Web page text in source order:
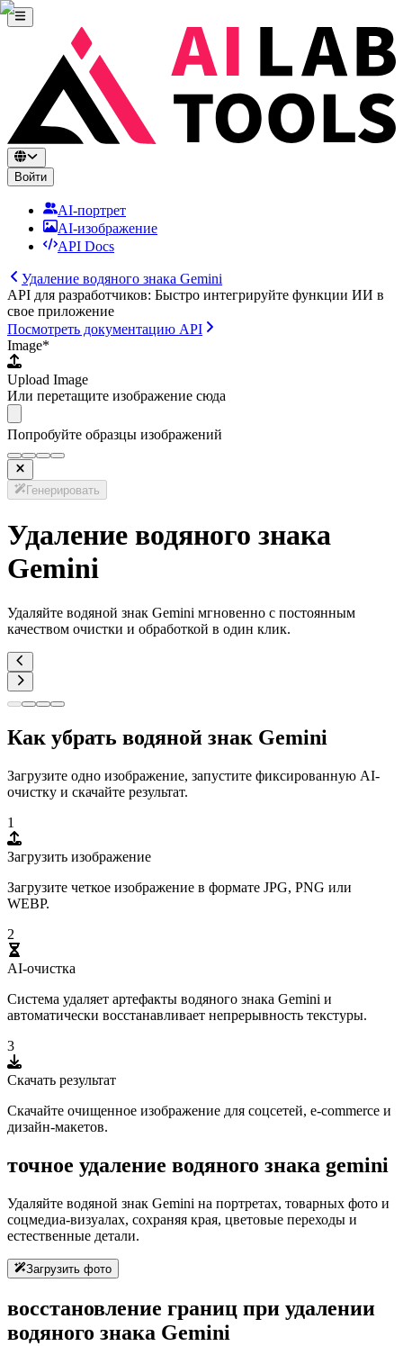
Войти
AI-портрет
AI-изображение
API Docs
Удаление водяного знака Gemini
API для разработчиков: Быстро интегрируйте функции ИИ в
свое приложение
Посмотреть документацию API
Image*
Upload Image
Или перетащите изображение сюда
Попробуйте образцы изображений
Генерировать
Удаление водяного знака
Gemini
Удаляйте водяной знак Gemini мгновенно с постоянным
качеством очистки и обработкой в один клик.
Как убрать водяной знак Gemini
Загрузите одно изображение, запустите фиксированную AI-
очистку и скачайте результат.
1
Загрузить изображение
Загрузите четкое изображение в формате JPG, PNG или
WEBP.
2
AI-очистка
Система удаляет артефакты водяного знака Gemini и
автоматически восстанавливает непрерывность текстуры.
3
Скачать результат
Скачайте очищенное изображение для соцсетей, e-commerce и
дизайн-макетов.
точное удаление водяного знака gemini
Удаляйте водяной знак Gemini на портретах, товарных фото и
соцмедиа-визуалах, сохраняя края, цветовые переходы и
естественные детали.
Загрузить фото
восстановление границ при удалении
водяного знака Gemini